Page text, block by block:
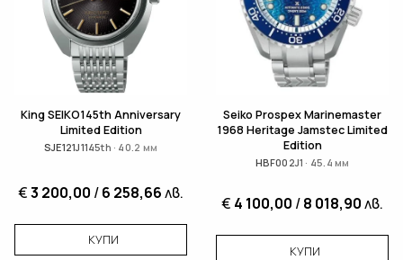
King SEIKO145th Anniversary
Limited Edition
SJE121J1145th · 40.2 мм
€3 200,00 /6 258,66лв.
КУПИ
Seiko Prospex Marinemaster
1968 Heritage Jamstec Limited
Edition
HBF002J1 · 45.4 мм
€ 4 100,00 /8 018,90лв.
КУПИ